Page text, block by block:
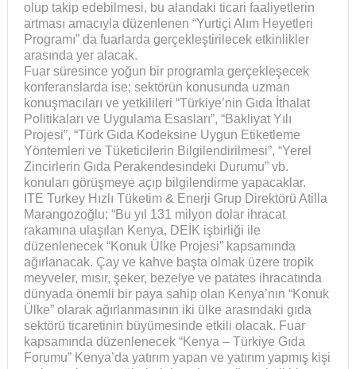
olup takip edebilmesi, bu alandaki ticari faaliyetlerin
artması amacıyla düzenlenen “Yurtiçi Alım Heyetleri
Programı” da fuarlarda gerçekleştirilecek etkinlikler
arasında yer alacak.
Fuar süresince yoğun bir programla gerçekleşecek
konferanslarda ise; sektörün konusunda uzman
konuşmacıları ve yetkilileri “Türkiye’nin Gıda İthalat
Politikaları ve Uygulama Esasları”, “Bakliyat Yılı
Projesi”, “Türk Gıda Kodeksine Uygun Etiketleme
Yöntemleri ve Tüketicilerin Bilgilendirilmesi”, “Yerel
Zincirlerin Gıda Perakendesindeki Durumu” vb.
konuları görüşmeye açıp bilgilendirme yapacaklar.
ITE Turkey Hızlı Tüketim & Enerji Grup Direktörü Atilla
Marangozoğlu; “Bu yıl 131 milyon dolar ihracat
rakamına ulaşılan Kenya, DEİK işbirliği ile
düzenlenecek “Konuk Ülke Projesi” kapsamında
ağırlanacak. Çay ve kahve başta olmak üzere tropik
meyveler, mısır, şeker, bezelye ve patates ihracatında
dünyada önemli bir paya sahip olan Kenya’nın “Konuk
Ülke” olarak ağırlanmasının iki ülke arasındaki gıda
sektörü ticaretinin büyümesinde etkili olacak. Fuar
kapsamında düzenlenecek “Kenya – Türkiye Gıda
Forumu” Kenya’da yatırım yapan ve yatırım yapmış kişi